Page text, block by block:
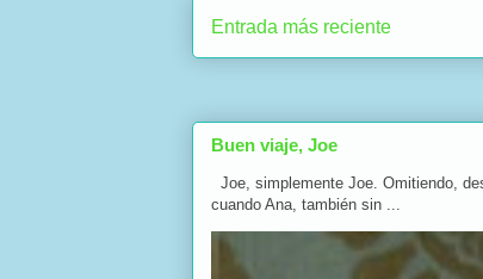
Entrada más reciente
Buen viaje, Joe
Joe, simplemente Joe. Omitiendo,
cuando Ana, también sin ...